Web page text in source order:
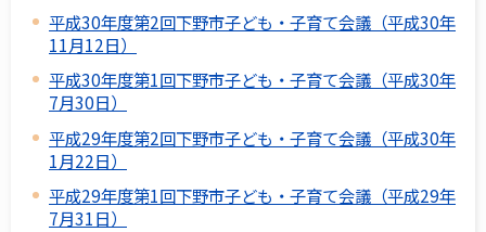
平成30年度第2回下野市子ども・子育て会議（平成30年
11月12日）
平成30年度第1回下野市子ども・子育て会議（平成30年
7月30日）
平成29年度第2回下野市子ども・子育て会議（平成30年
1月22日）
平成29年度第1回下野市子ども・子育て会議（平成29年
7月31日）